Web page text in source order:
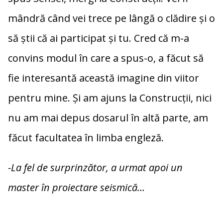
mândră când vei trece pe lângă o clădire și o
să știi că ai participat și tu. Cred că m-a
convins modul în care a spus-o, a făcut să
fie interesantă această imagine din viitor
pentru mine. Și am ajuns la Construcții, nici
nu am mai depus dosarul în altă parte, am
făcut facultatea în limba engleză.
-La fel de surprinzător, a urmat apoi un
master în proiectare seismică…